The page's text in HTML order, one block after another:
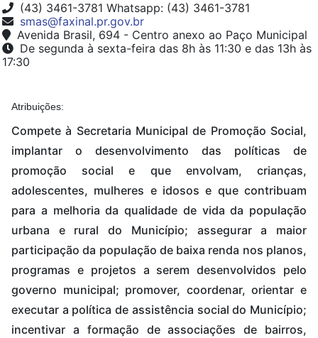
(43) 3461-3781 Whatsapp: (43) 3461-3781
smas@faxinal.pr.gov.br
Avenida Brasil, 694 - Centro anexo ao Paço Municipal
De segunda à sexta-feira das 8h às 11:30 e das 13h às
17:30
Atribuições:
Compete à Secretaria Municipal de Promoção Social,
implantar o desenvolvimento das políticas de
promoção social e que envolvam, crianças,
adolescentes, mulheres e idosos e que contribuam
para a melhoria da qualidade de vida da população
urbana e rural do Município; assegurar a maior
participação da população de baixa renda nos planos,
programas e projetos a serem desenvolvidos pelo
governo municipal; promover, coordenar, orientar e
executar a política de assistência social do Município;
incentivar a formação de associações de bairros,